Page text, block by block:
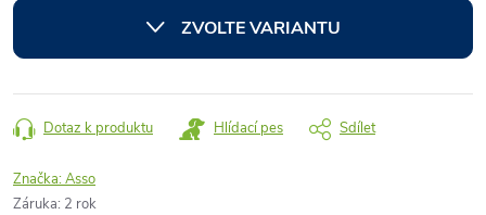
cena:
ZVOLTE VARIANTU
Dotaz k produktu Hlídací pes Sdílet
Značka:Asso
Záruka: 2 rok